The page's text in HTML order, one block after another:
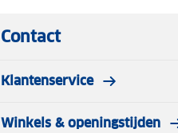
Contact
Klantenservice
Winkels & openingstijden